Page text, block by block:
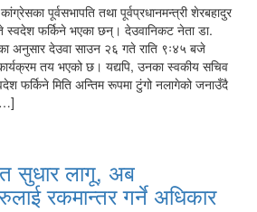
पूर्वसभापति तथा पूर्वप्रधानमन्त्री शेरबहादुर
स्वदेश फर्किने भएका छन्। देउवानिकट नेता डा.
अनुसार देउवा साउन २६ गते राति ९ः४५ बजे
तय भएको छ। यद्यपि, उनका स्वकीय सचिव
फर्किने मिति अन्तिम रूपमा टुंगो नलागेको जनाउँदै
सुधार लागू, अब
रकमान्तर गर्ने अधिकार